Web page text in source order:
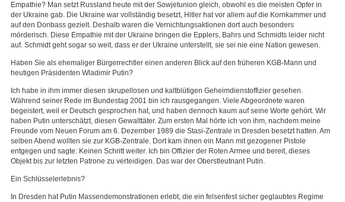
Empathie? Man setzt Russland heute mit der Sowjetunion gleich, obwohl es die meisten Opfer in
der Ukraine gab. Die Ukraine war vollständig besetzt, Hitler hat vor allem auf die Kornkammer und
auf den Donbass gezielt. Deshalb waren die Vernichtungsaktionen dort auch besonders
mörderisch. Diese Empathie mit der Ukraine bringen die Epplers, Bahrs und Schmidts leider nicht
auf. Schmidt geht sogar so weit, dass er der Ukraine unterstellt, sie sei nie eine Nation gewesen.
Haben Sie als ehemaliger Bürgerrechtler einen anderen Blick auf den früheren KGB-Mann und
heutigen Präsidenten Wladimir Putin?
Ich habe in ihm immer diesen skrupellosen und kaltblütigen Geheimdienstoffizier gesehen.
Während seiner Rede im Bundestag 2001 bin ich rausgegangen. Viele Abgeordnete waren
begeistert, weil er Deutsch gesprochen hat, und haben dennoch kaum auf seine Worte gehört. Wir
haben Putin unterschätzt, diesen Gewalttäter. Zum ersten Mal hörte ich von ihm, nachdem meine
Freunde vom Neuen Forum am 6. Dezember 1989 die Stasi-Zentrale in Dresden besetzt hatten. Am
selben Abend wollten sie zur KGB-Zentrale. Dort kam ihnen ein Mann mit gezogener Pistole
entgegen und sagte: Keinen Schritt weiter. Ich bin Offizier der Roten Armee und bereit, dieses
Objekt bis zur letzten Patrone zu verteidigen. Das war der Oberstleutnant Putin.
Ein Schlüsselerlebnis?
In Dresden hat Putin Massendemonstrationen erlebt, die ein felsenfest sicher geglaubtes Regime